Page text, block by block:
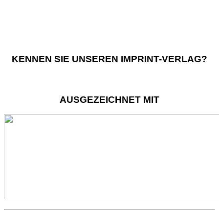
KENNEN SIE UNSEREN IMPRINT-VERLAG?
AUSGEZEICHNET MIT